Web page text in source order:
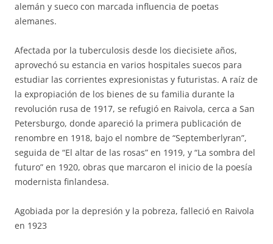
alemán y sueco con marcada influencia de poetas
alemanes.
Afectada por la tuberculosis desde los diecisiete años,
aprovechó su estancia en varios hospitales suecos para
estudiar las corrientes expresionistas y futuristas. A raíz de
la expropiación de los bienes de su familia durante la
revolución rusa de 1917, se refugió en Raivola, cerca a San
Petersburgo, donde apareció la primera publicación de
renombre en 1918, bajo el nombre de “Septemberlyran”,
seguida de “El altar de las rosas” en 1919, y “La sombra del
futuro” en 1920, obras que marcaron el inicio de la poesía
modernista finlandesa.
Agobiada por la depresión y la pobreza, falleció en Raivola
en 1923